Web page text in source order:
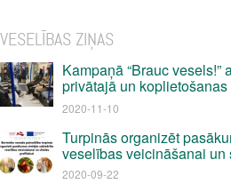
VESELĪBAS ZIŅAS
Kampaņā “Brauc
privātajā un
2020-11-10
Turpinās organizēt
veselības veicināšanai un
2020-09-22